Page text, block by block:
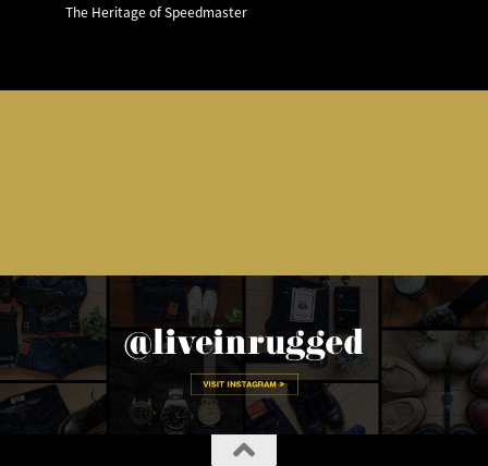
The Heritage of Speedmaster